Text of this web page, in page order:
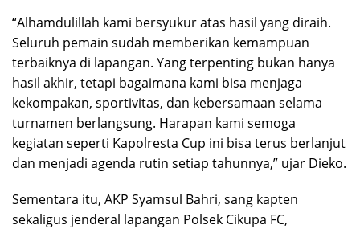
“Alhamdulillah kami bersyukur atas hasil yang diraih.
Seluruh pemain sudah memberikan kemampuan
terbaiknya di lapangan. Yang terpenting bukan hanya
hasil akhir, tetapi bagaimana kami bisa menjaga
kekompakan, sportivitas, dan kebersamaan selama
turnamen berlangsung. Harapan kami semoga
kegiatan seperti Kapolresta Cup ini bisa terus berlanjut
dan menjadi agenda rutin setiap tahunnya,” ujar Dieko.
Sementara itu, AKP Syamsul Bahri, sang kapten
sekaligus jenderal lapangan Polsek Cikupa FC,